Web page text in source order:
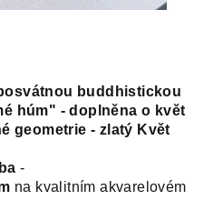
buddhistickou
húm" - doplněna o květ
geometrie - zlatý Květ
-
na kvalitním akvarelovém